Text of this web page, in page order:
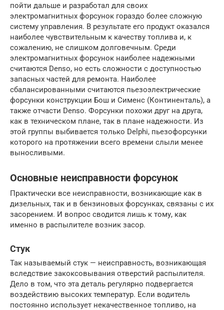
пойти дальше и разработал для своих
электромагнитных форсунок гораздо более сложную
систему управления. В результате его продукт оказался
наиболее чувствительным к качеству топлива и, к
сожалению, не слишком долговечным. Среди
электромагнитных форсунок наиболее надежными
считаются Denso, но есть сложности с доступностью
запасных частей для ремонта. Наиболее
сбалансированными считаются пьезоэлектрические
форсунки конструкции Бош и Сименс (Континенталь), а
также отчасти Denso. Форсунки похожи друг на друга,
как в техническом плане, так в плане надежности. Из
этой группы выбивается только Delphi, пьезофорсунки
которого на протяжении всего времени слыли менее
выносливыми.
Основные неисправности форсунок
Практически все неисправности, возникающие как в
дизельных, так и в бензиновых форсунках, связаны с их
засорением. И вопрос сводится лишь к тому, как
именно в распылителе возник засор.
Стук
Так называемый стук — неисправность, возникающая
вследствие закоксовывания отверстий распылителя.
Дело в том, что эта деталь регулярно подвергается
воздействию высоких температур. Если водитель
постоянно использует некачественное топливо, на